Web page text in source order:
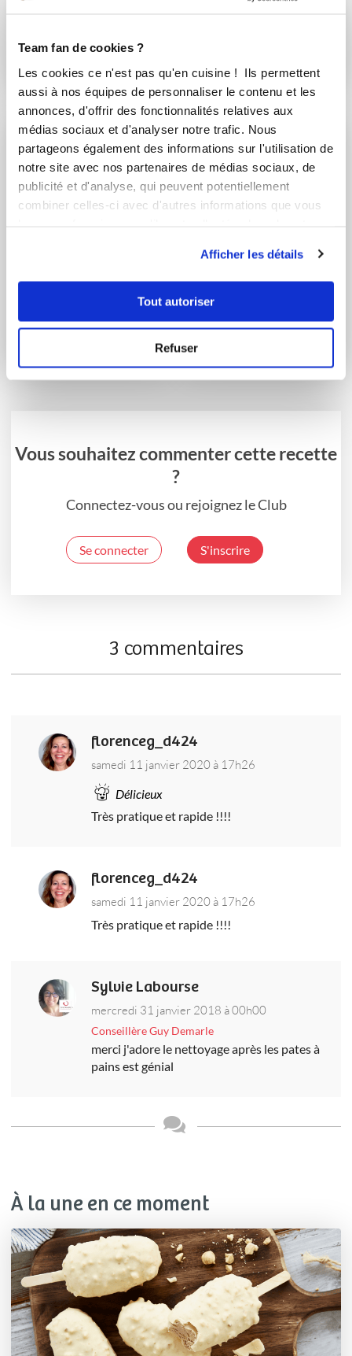
Team fan de cookies ?
Les cookies ce n'est pas qu'en cuisine ! Ils permettent
aussi à nos équipes de personnaliser le contenu et les
annonces, d'offrir des fonctionnalités relatives aux
médias sociaux et d'analyser notre trafic. Nous
partageons également des informations sur l'utilisation de
notre site avec nos partenaires de médias sociaux, de
publicité et d'analyse, qui peuvent potentiellement
combiner celles-ci avec d'autres informations que vous
Afficher les détails
Tout autoriser
Refuser
Petits pains batbout
Petits pains salés au
butternut et cumin
Baguette Tradition
Vous souhaitez commenter cette recette
?
Connectez-vous ou rejoignez le Club
Se connecter S'inscrire
3 commentaires
florenceg_d424
samedi 11 janvier 2020 à 17h26
Délicieux
Très pratique et rapide !!!!
florenceg_d424
samedi 11 janvier 2020 à 17h26
Très pratique et rapide !!!!
Sylvie Labourse
mercredi 31 janvier 2018 à 00h00
Conseillère Guy Demarle
merci j'adore le nettoyage après les pates à
pains est génial
À la une en ce moment